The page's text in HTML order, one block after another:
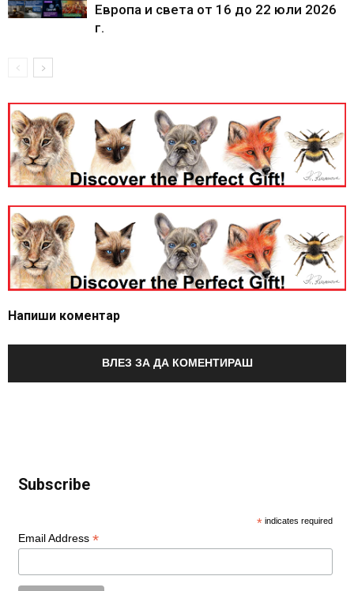
Европа и света от 16 до 22 юли 2026
г.
Напиши коментар
ВЛЕЗ ЗА ДА КОМЕНТИРАШ
Subscribe
* indicates required
Email Address *